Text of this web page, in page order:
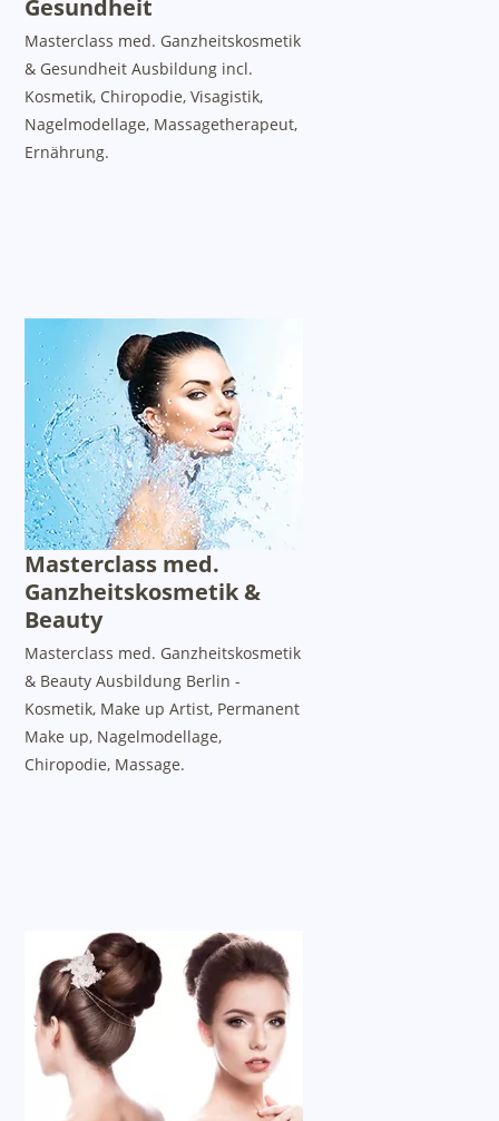
Gesundheit
Masterclass med. Ganzheitskosmetik
& Gesundheit Ausbildung incl.
Kosmetik, Chiropodie, Visagistik,
Nagelmodellage, Massagetherapeut,
Ernährung.
Masterclass med.
Ganzheitskosmetik &
Beauty
Masterclass med. Ganzheitskosmetik
& Beauty Ausbildung Berlin -
Kosmetik, Make up Artist, Permanent
Make up, Nagelmodellage,
Chiropodie, Massage.